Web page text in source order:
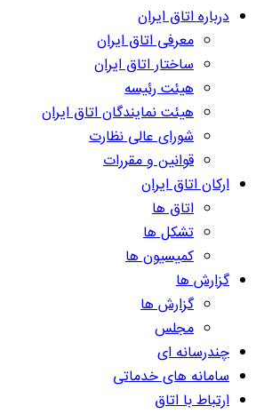
درباره اتاق ایران
معرفی اتاق ایران
ساختار اتاق ایران
هیئت رئیسه
هیئت نمایندگان اتاق ایران
شورای عالی نظارت
قوانین و مقررات
ارکان اتاق ایران
اتاق ها
تشکل ها
کمیسیون ها
گزارش ها
گزارش ها
مجلس
چندرسانه ای
سامانه های خدماتی
ارتباط با اتاق